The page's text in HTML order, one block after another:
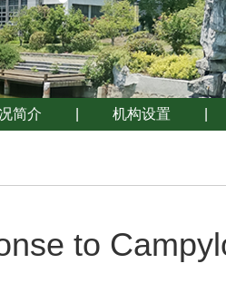
简介 机构设置
to